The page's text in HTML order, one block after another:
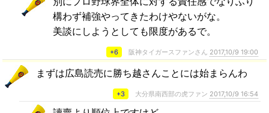
構わず補強やってきたわけやないがな。
美談にしようとしても限度があるで。
+6 阪神タイガースファンさん 2017,10/9 19:00
まずは広島読売に勝ち越さんことには始まらんわ
+3 大分県南西部の虎ファン 2017,10/9 16:54